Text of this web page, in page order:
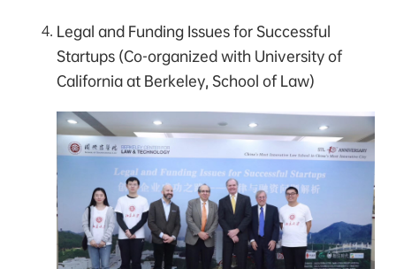
Legal and Funding Issues for Successful
Startups (Co-organized with University of
California at Berkeley, School of Law)